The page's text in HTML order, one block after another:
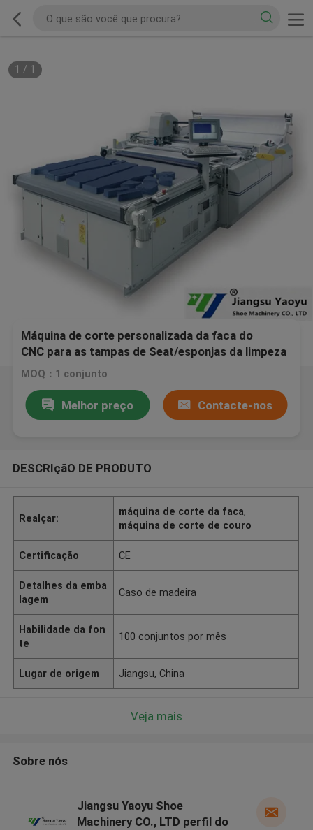
1 / 1
Máquina de corte personalizada da faca do
CNC para as tampas de Seat/esponjas da limpeza
MOQ：1 conjunto
Melhor preço Contacte-nos
DESCRIçãO DE PRODUTO
Realçar:
máquina de corte da faca,
máquina de corte de couro
Certificação CE
Detalhes da emba
lagem
Caso de madeira
Habilidade da fon
te
100 conjuntos por mês
Lugar de origem Jiangsu, China
Veja mais
Sobre nós
Jiangsu Yaoyu Shoe
Machinery CO., LTD perfil do